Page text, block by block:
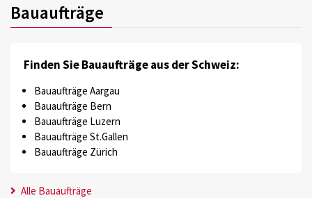
Bauaufträge
Finden Sie Bauaufträge aus der Schweiz:
Bauaufträge Aargau
Bauaufträge Bern
Bauaufträge Luzern
Bauaufträge St.Gallen
Bauaufträge Zürich
Alle Bauaufträge